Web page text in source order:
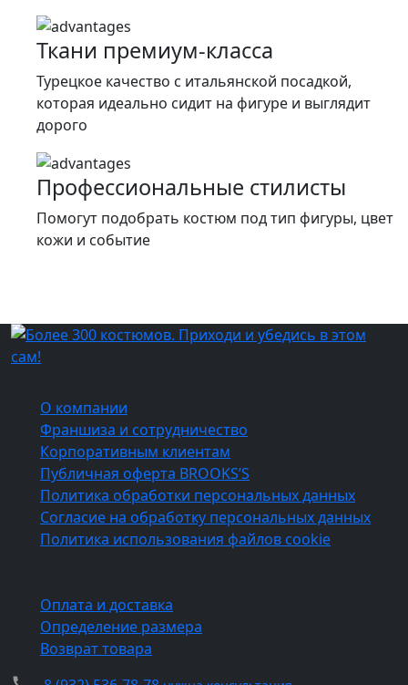
Ткани премиум-класса
Турецкое качество c итальянской посадкой,
которая идеально сидит на фигуре и выглядит
дорого
Профессиональные стилисты
Помогут подобрать костюм под тип фигуры, цвет
кожи и событие
О компании
Франшиза и сотрудничество
Корпоративным клиентам
Публичная оферта BROOKS’S
Политика обработки персональных данных
Согласие на обработку персональных данных
Политика использования файлов cookie
Оплата и доставка
Определение размера
Возврат товара